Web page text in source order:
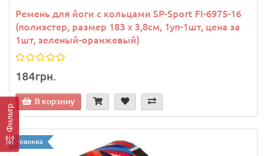
Фильтр
Ремень для йоги с кольцами SP-Sport FI-6975-16
(полиэстер, размер 183 x 3,8см, 1уп-1шт, цена за
1шт, зеленый-оранжевый)
184грн.
В корзину
Новинка